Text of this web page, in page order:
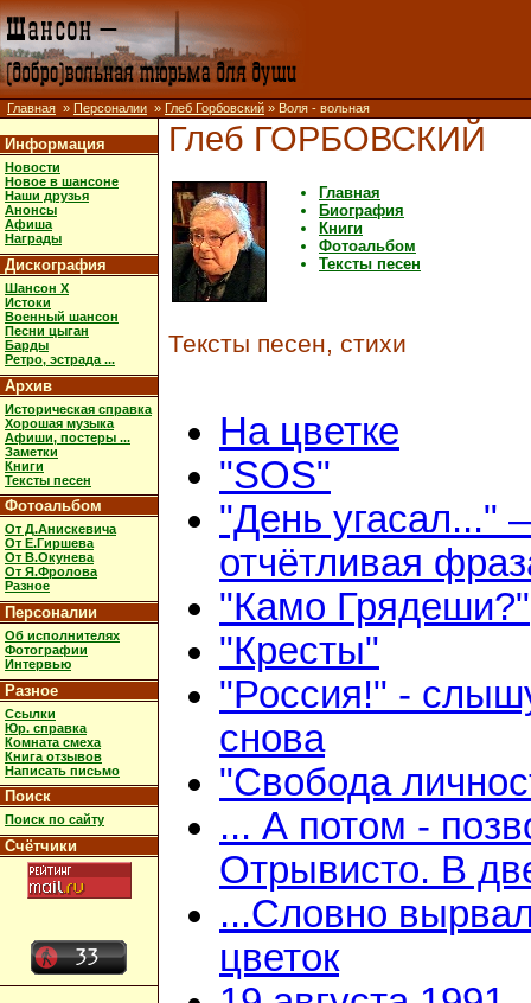
Главная » Персоналии » Глеб Горбовский » Воля - вольная
Информация
Новости
Новое в шансоне
Наши друзья
Анонсы
Афиша
Награды
Дискография
Шансон X
Истоки
Военный шансон
Песни цыган
Барды
Ретро, эстрада ...
Архив
Историческая справка
Хорошая музыка
Афиши, постеры ...
Заметки
Книги
Тексты песен
Фотоальбом
От Д.Анискевича
От Е.Гиршева
От В.Окунева
От Я.Фролова
Разное
Персоналии
Об исполнителях
Фотографии
Интервью
Разное
Ссылки
Юр. справка
Комната смеха
Книга отзывов
Написать письмо
Поиск
Поиск по сайту
Счётчики
Глеб ГОРБОВСКИЙ
Главная
Биография
Книги
Фотоальбом
Тексты песен
Тексты песен, стихи
На цветке
"SOS"
"День угасал..."
отчётливая
"Камо Грядеши?"
"Кресты"
"Россия!" -
снова
"Свобода
... А потом -
Отрывисто. В
...Словно
цветок